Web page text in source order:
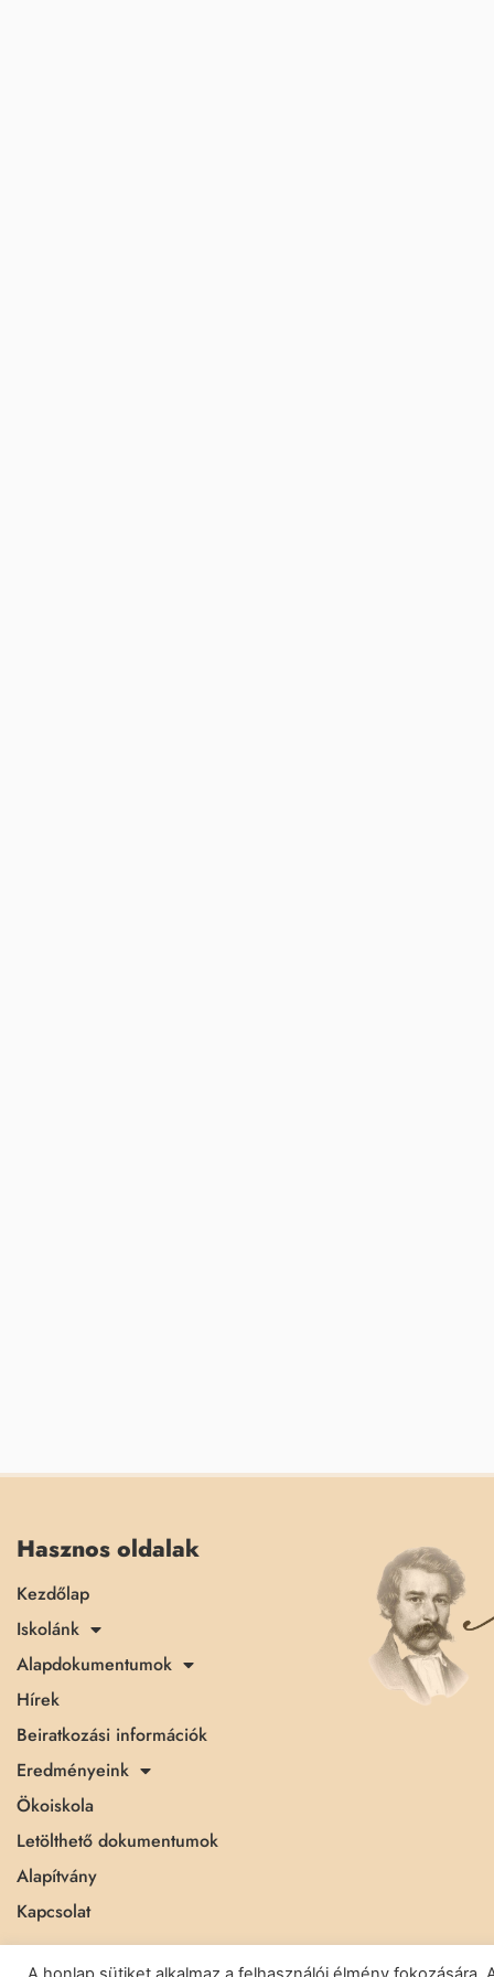
Hasznos oldalak
Kezdőlap
Iskolánk
Alapdokumentumok
Hírek
Beiratkozási információk
Eredményeink
Ökoiskola
Letölthető dokumentumok
Alapítvány
Kapcsolat